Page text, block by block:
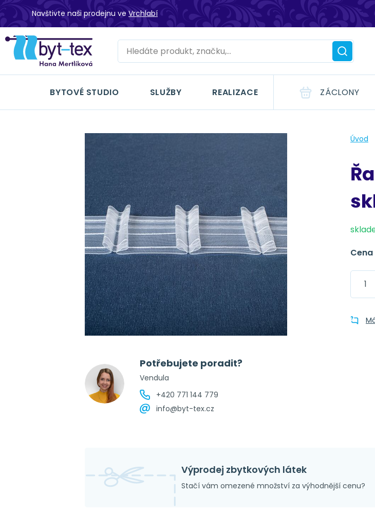
Navštivte naši prodejnu ve Vrchlabí
BYTOVÉ STUDIO SLUŽBY REALIZACE ZÁCLONY
Úvod
Potřebujete poradit?
Vendula
+420 771 144 779
info@byt-tex.cz
Cena
Výprodej zbytkových látek
Stačí vám omezené množství za výhodnější cenu?